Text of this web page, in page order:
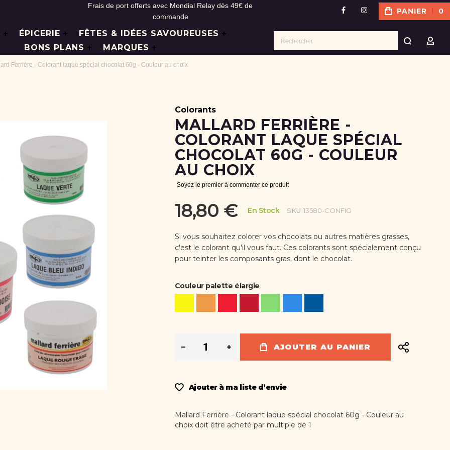
Frais de port offerts avec Mondial Relay dès 49€ de
commande
facebookinstagram PANIER 0
ÉPICERIE
FÊTES & IDÉES SAVOUREUSES
BONS PLANS
MARQUES
Ferrière - Colorant laque spécial chocolat 60g - Couleur au choix
Colorants
MALLARD FERRIÈRE -
COLORANT LAQUE SPÉCIAL
CHOCOLAT 60G - COULEUR
AU CHOIX
Soyez le premier à commenter ce produit
18,80 € En Stock SKU 13580-CONFIG
Si vous souhaitez colorer vos chocolats ou autres matières grasses,
c'est le colorant qu'il vous faut. Ces colorants sont spécialement conçu
pour teinter les composants gras, dont le chocolat.
Couleur palette élargie
AJOUTER AU PANIER
Ajouter à ma liste d’envie
Mallard Ferrière - Colorant laque spécial chocolat 60g - Couleur au
choix doit être acheté par multiple de 1